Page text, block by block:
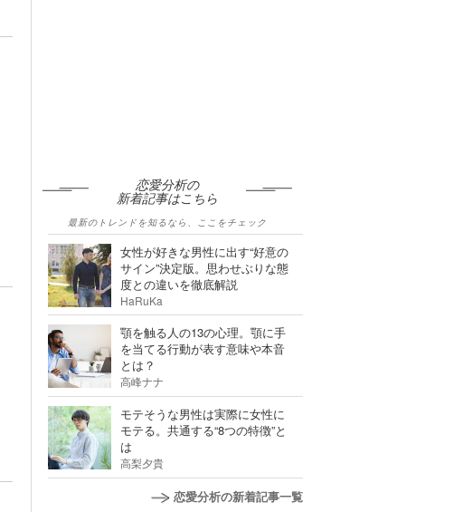
恋愛分析の
新着記事はこちら
最新のトレンドを知るなら、ここをチェック
女性が好きな男性に出す“好意の
サイン”決定版。思わせぶりな態
度との違いを徹底解説
HaRuKa
顎を触る人の13の心理。顎に手
を当てる行動が表す意味や本音
とは？
高峰ナナ
モテそうな男性は実際に女性に
モテる。共通する“8つの特徴”と
は
高梨夕貴
恋愛分析の新着記事一覧